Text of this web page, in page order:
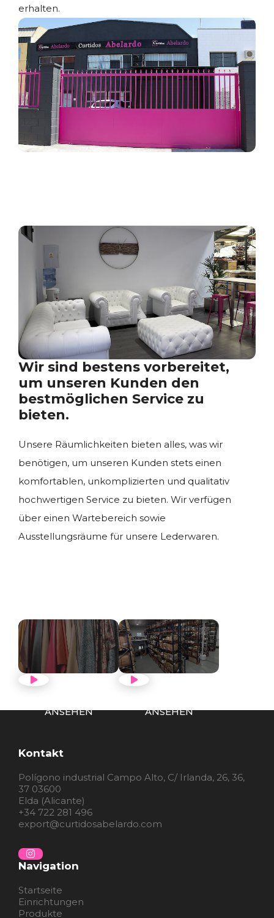
erhalten.
Wir sind bestens vorbereitet,
um unseren Kunden den
bestmöglichen Service zu
bieten.
Unsere Räumlichkeiten bieten alles, was wir
benötigen, um unseren Kunden stets einen
komfortablen, unkomplizierten und qualitativ
hochwertigen Service zu bieten. Wir verfügen
über einen Wartebereich sowie
Ausstellungsräume für unsere Lederwaren.
ANSEHEN
ANSEHEN
Kontakt
Polígono industrial Campo Alto, C/ Irlanda, 26, 36,
37 03600
Elda (Alicante)
+34 722 281 496
export@curtidosabelardo.com
Navigation
Startseite
Einrichtungen
Produkte